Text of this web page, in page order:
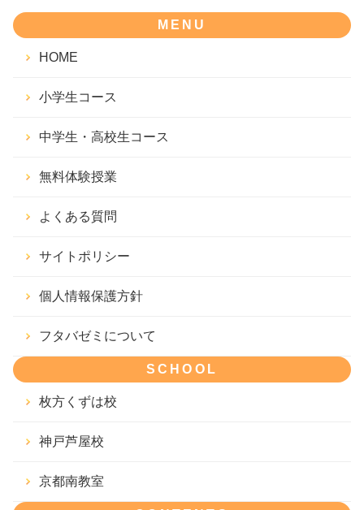
MENU
HOME
小学生コース
中学生・高校生コース
無料体験授業
よくある質問
サイトポリシー
個人情報保護方針
フタバゼミについて
SCHOOL
枚方くずは校
神戸芦屋校
京都南教室